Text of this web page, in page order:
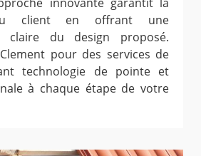
client en offrant une
claire du design proposé.
pour des services de
technologie de pointe et
à chaque étape de votre